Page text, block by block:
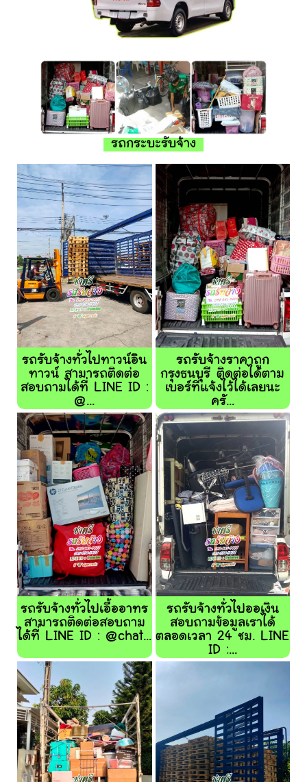
รถกระบะรับจ้าง
รถรับจ้างทั่วไปทาวน์อิน
ทาวน์ สามารถติดต่อ
สอบถามได้ที่ LINE ID :
@...
รถรับจ้างราคาถูก
กรุงธนบุรี ติดต่อได้ตาม
เบอร์ที่แจ้งไว้ได้เลยนะ
ครั...
รถรับจ้างทั่วไปเอื้ออาทร
สามารถติดต่อสอบถาม
ได้ที่ LINE ID : @chat...
รถรับจ้างทั่วไปออเงิน
สอบถามข้อมูลเราได้
ตลอดเวลา 24 ชม. LINE
ID :...